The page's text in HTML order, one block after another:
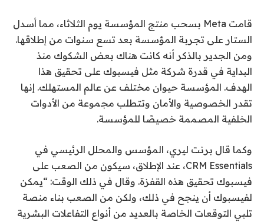
قامت Meta بسحب منتج المؤسسة يوم الثلاثاء، مما أسدل
الستار على تجربة المؤسسة بعد تسع سنوات من إطلاقها.
ومن الجدير بالذكر أنه كانت هناك بعض الشكوك منذ
البداية في قدرة شركة مثل فيسبوك على تحقيق هذا
الهدف. المؤسسة حيوان مختلف عن عالم المستهلك. إنها
تقدر الخصوصية والأمان وتتطلب مجموعة من الأدوات
الخلفية المصممة خصيصًا للمؤسسة.
وكما قال برنت ليري، المؤسس والمحلل الرئيسي في
CRM Essentials، عند الإطلاق، سيكون من الصعب على
فيسبوك تحقيق هذه القفزة. وقال في ذلك الوقت: “يمكن
لفيسبوك أن ينجح في ذلك، ولكن من الصعب بناء منصة
تلبي التوقعات الخاصة بالعديد من أنواع التفاعلات البشرية